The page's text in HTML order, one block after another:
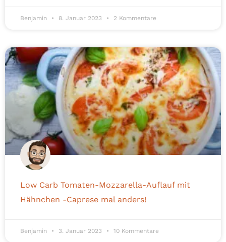
Benjamin 8. Januar 2023 2 Kommentare
Low Carb Tomaten-Mozzarella-Auflauf mit
Hähnchen -Caprese mal anders!
Benjamin 3. Januar 2023 10 Kommentare